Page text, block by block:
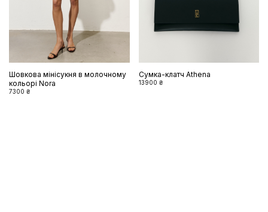
Шовкова мінісукня в молочному
кольорі Nora
7300 ₴
Сумка-клатч Athena
13900 ₴